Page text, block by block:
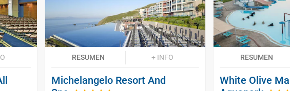
RESUMEN + INFO
Michelangelo Resort And
RESUMEN
White Olive